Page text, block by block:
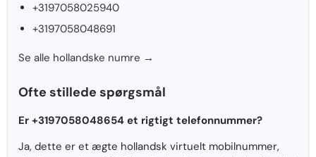
+3197058025940
+3197058048691
Se alle hollandske numre →
Ofte stillede spørgsmål
Er +3197058048654 et rigtigt telefonnummer?
Ja, dette er et ægte hollandsk virtuelt mobilnummer,